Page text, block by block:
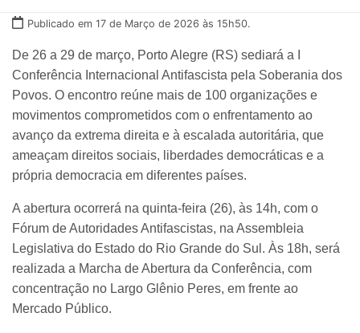
Publicado em 17 de Março de 2026 às 15h50.
De 26 a 29 de março, Porto Alegre (RS) sediará a I
Conferência Internacional Antifascista pela Soberania dos
Povos. O encontro reúne mais de 100 organizações e
movimentos comprometidos com o enfrentamento ao
avanço da extrema direita e à escalada autoritária, que
ameaçam direitos sociais, liberdades democráticas e a
própria democracia em diferentes países.
A abertura ocorrerá na quinta-feira (26), às 14h, com o
Fórum de Autoridades Antifascistas, na Assembleia
Legislativa do Estado do Rio Grande do Sul. Às 18h, será
realizada a Marcha de Abertura da Conferência, com
concentração no Largo Glênio Peres, em frente ao
Mercado Público.